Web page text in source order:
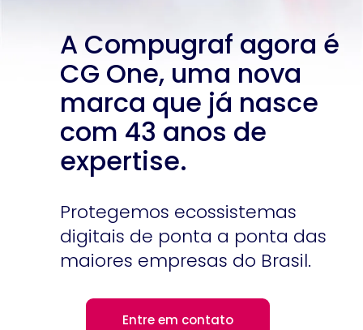
A Compugraf agora é
CG One, uma nova
marca que já nasce
com 43 anos de
expertise.
Protegemos ecossistemas
digitais de ponta a ponta das
maiores empresas do Brasil.
Entre em contato